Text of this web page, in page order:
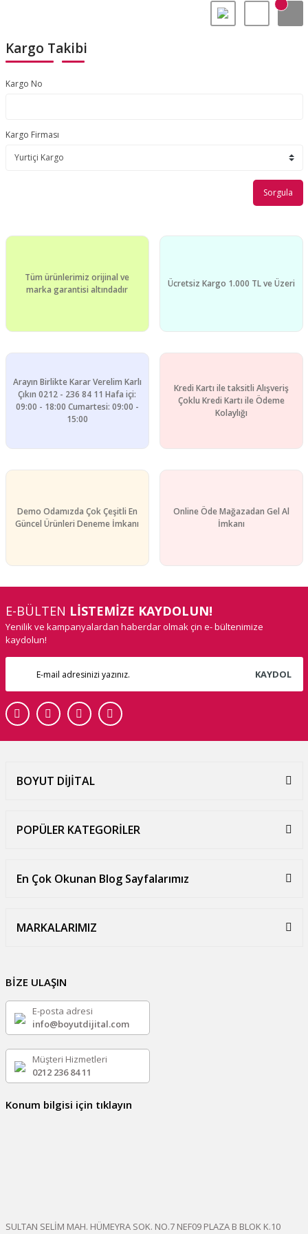
Kargo Takibi
Kargo No
Kargo Firması
Sorgula
Tüm ürünlerimiz orijinal ve
marka garantisi altındadır
Ücretsiz Kargo 1.000 TL ve Üzeri
Arayın Birlikte Karar Verelim Karlı
Çıkın 0212 - 236 84 11 Hafa içi:
09:00 - 18:00 Cumartesi: 09:00 -
15:00
Kredi Kartı ile taksitli Alışveriş
Çoklu Kredi Kartı ile Ödeme
Kolaylığı
Demo Odamızda Çok Çeşitli En
Güncel Ürünleri Deneme İmkanı
Online Öde Mağazadan Gel Al
İmkanı
E-BÜLTEN LİSTEMİZE KAYDOLUN!
Yenilik ve kampanyalardan haberdar olmak çin e- bültenimize
kaydolun!
KAYDOL
BOYUT DİJİTAL
POPÜLER KATEGORİLER
En Çok Okunan Blog Sayfalarımız
MARKALARIMIZ
BİZE ULAŞIN
E-posta adresi
info@boyutdijital.com
Müşteri Hizmetleri
0212 236 84 11
Konum bilgisi için tıklayın
SULTAN SELİM MAH. HÜMEYRA SOK. NO.7 NEF09 PLAZA B BLOK K.10